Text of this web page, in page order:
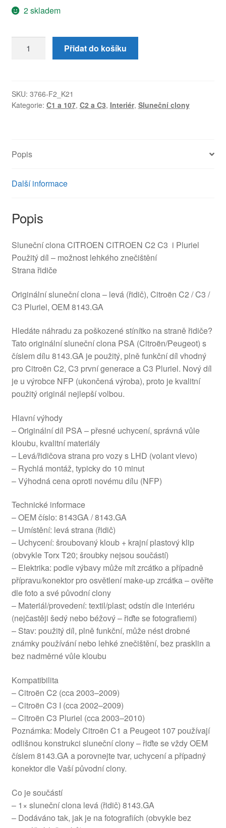
2 skladem
clona
C3
Pluriel
Přidat do košíku
SKU: 3766-F2_K21
Kategorie: C1 a 107, C2 a C3, Interiér, Sluneční clony
Popis
Další informace
Popis
Sluneční clona CITROEN CITROEN C2 C3 i Pluriel
Použitý díl – možnost lehkého znečištění
Strana řidiče
Originální sluneční clona – levá (řidič), Citroën C2 / C3 /
C3 Pluriel, OEM 8143.GA
Hledáte náhradu za poškozené stínítko na straně řidiče?
Tato originální sluneční clona PSA (Citroën/Peugeot) s
číslem dílu 8143.GA je použitý, plně funkční díl vhodný
pro Citroën C2, C3 první generace a C3 Pluriel. Nový díl
je u výrobce NFP (ukončená výroba), proto je kvalitní
použitý originál nejlepší volbou.
Hlavní výhody
– Originální díl PSA – přesné uchycení, správná vůle
kloubu, kvalitní materiály
– Levá/řidičova strana pro vozy s LHD (volant vlevo)
– Rychlá montáž, typicky do 10 minut
– Výhodná cena oproti novému dílu (NFP)
Technické informace
– OEM číslo: 8143GA / 8143.GA
– Umístění: levá strana (řidič)
– Uchycení: šroubovaný kloub + krajní plastový klip
(obvykle Torx T20; šroubky nejsou součástí)
– Elektrika: podle výbavy může mít zrcátko a případně
přípravu/konektor pro osvětlení make-up zrcátka – ověřte
dle foto a své původní clony
– Materiál/provedení: textil/plast; odstín dle interiéru
(nejčastěji šedý nebo béžový – řiďte se fotografiemi)
– Stav: použitý díl, plně funkční, může nést drobné
známky používání nebo lehké znečištění, bez prasklin a
bez nadměrné vůle kloubu
Kompatibilita
– Citroën C2 (cca 2003–2009)
– Citroën C3 I (cca 2002–2009)
– Citroën C3 Pluriel (cca 2003–2010)
Poznámka: Modely Citroën C1 a Peugeot 107 používají
odlišnou konstrukci sluneční clony – řiďte se vždy OEM
číslem 8143.GA a porovnejte tvar, uchycení a případný
konektor dle Vaší původní clony.
Co je součástí
– 1× sluneční clona levá (řidič) 8143.GA
– Dodáváno tak, jak je na fotografiích (obvykle bez